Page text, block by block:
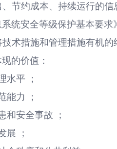
节约成本、持续运行的信
统安全等级保护基本要
术措施和管理措施有机
的价值：
水平
；
能力
；
和安全事故
；
展
；